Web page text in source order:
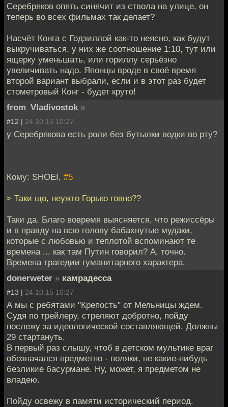
Серебряков опять синячит из ствола на улице, он
теперь во всех фильмах так делает?
Насчёт Конга с Годзиллой как-то неясно, как будут
выкручиваться, у них же соотношение 1:10, тут или
ящерку уменьшать, или гориллу серьёзно
увеличивать надо. Японцы вроде в своё время
второй вариант выбрали, если и в этот раз будет
стометровый Конг - будет круто!
from_Vladivostok »
#12 | 24.10.15 10:27
у Серебрякова есть роли без бутылки водки во рту?
Кому: SHOEI, #5
> Таки що, неужто Горько говно??
Таки да. Благо вовремя выясняется, что режиссёры
и в правду на всю голову бабахнутые мудаки,
которые с любовью и теплотой вспоминают те
времена ... как там Путин говорил? А, точно.
Времена трагедии гуманитарного характера.
donerweter » камрадесса
#13 | 24.10.15 10:27
А мы с ребятами "Крепость" от Мельницы ждем.
Судя по трейлеру, стреляют добротно, пойду
послежу за идеологической составляющей. Должны
29 стартануть.
В первый раз слышу, чтоб в детском мультике враг
обозначался предметно - поляки, не какие-нибудь
безликие басурмане. Ну, может, я предметом не
владею.
Пойду освежу в памяти исторический период.